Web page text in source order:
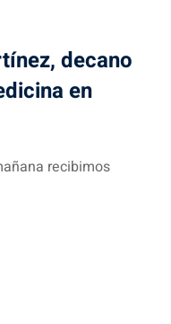
decano
en
recibimos